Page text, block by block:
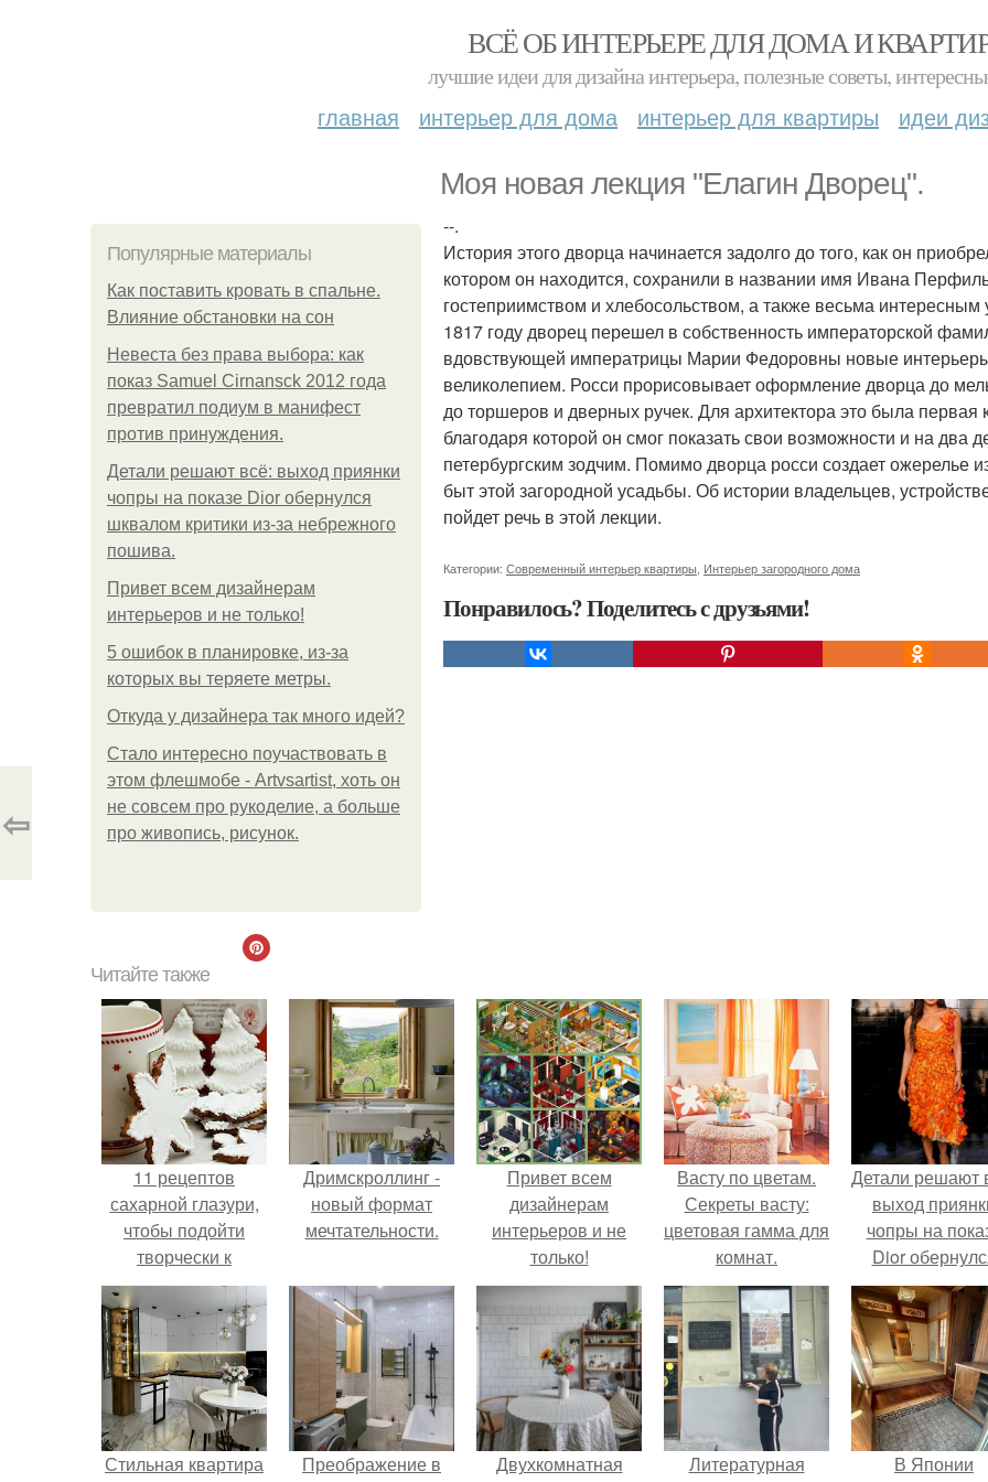
ВСЁ ОБ ИНТЕРЬЕРЕ ДЛЯ ДОМА И
лучшие идеи для дизайна интерьера, полезные советы,
главная интерьер для дома интерьер для квартиры идеи
Моя новая лекция "Елагин Дворец".
Популярные материалы
Как поставить кровать в спальне.
Влияние обстановки на сон
Невеста без права выбора: как
показ Samuel Cirnansck 2012 года
превратил подиум в манифест
против принуждения.
Детали решают всё: выход приянки
чопры на показе Dior обернулся
шквалом критики из-за небрежного
пошива.
Привет всем дизайнерам
интерьеров и не только!
5 ошибок в планировке, из-за
которых вы теряете метры.
Откуда у дизайнера так много идей?
Стало интересно поучаствовать в
этом флешмобе - Artvsartist, хоть он
не совсем про рукоделие, а больше
про живопись, рисунок.
--.
История этого дворца начинается задолго до того, как он
котором он находится, сохранили в названии имя Ивана
гостеприимством и хлебосольством, а также весьма
1817 году дворец перешел в собственность императорской
вдовствующей императрицы Марии Федоровны новые
великолепием. Росси прорисовывает оформление дворца до
до торшеров и дверных ручек. Для архитектора это была первая
благодаря которой он смог показать свои возможности и на два
петербургским зодчим. Помимо дворца росси создает ожерелье
быт этой загородной усадьбы. Об истории владельцев,
пойдет речь в этой лекции.
Категории: Современный интерьер квартиры Интерьер загородного дома
Понравилось? Поделитесь с друзьями!
⇦
Читайте также
11 рецептов
сахарной глазури,
чтобы подойти
творчески к
украшению
печенюшек.
Дримскроллинг -
новый формат
мечтательности.
Привет всем
дизайнерам
интерьеров и не
только!
Васту по цветам.
Секреты васту:
цветовая гамма для
комнат.
Детали решают
выход
чопры на
Dior
шквалом
из-за
пошива.
Стильная квартира
Преображение в
Двухкомнатная
Литературная
В Японии